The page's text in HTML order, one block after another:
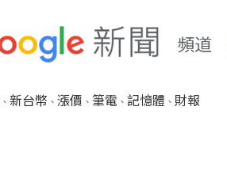
、 新台幣 、 漲價 、 筆電 、 記憶體 、 財報